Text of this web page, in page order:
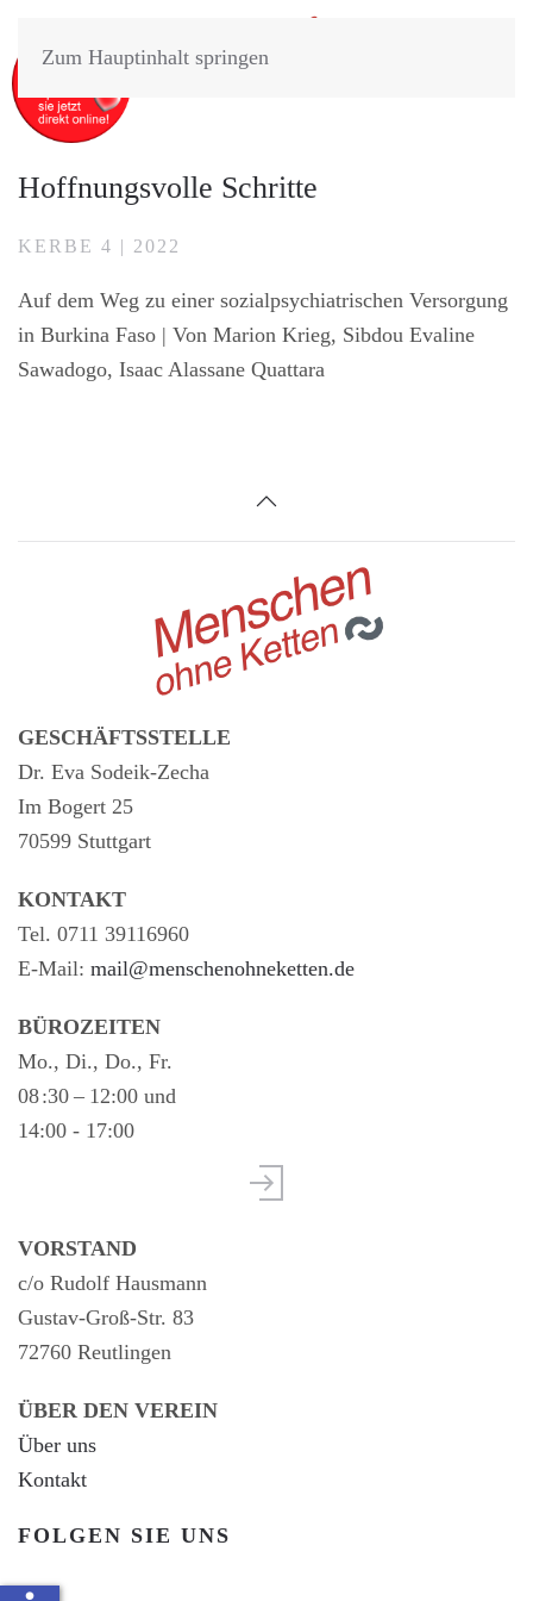
Zum Hauptinhalt springen
Hoffnungsvolle Schritte
KERBE 4 | 2022
Auf dem Weg zu einer sozialpsychiatrischen Versorgung
in Burkina Faso | Von Marion Krieg, Sibdou Evaline
Sawadogo, Isaac Alassane Quattara
GESCHÄFTSSTELLE
Dr. Eva Sodeik-Zecha
Im Bogert 25
70599 Stuttgart
KONTAKT
Tel. 0711 39116960
E-Mail: mail@menschenohneketten.de
BÜROZEITEN
Mo., Di., Do., Fr.
08 :30 – 12:00 und
14:00 - 17:00
VORSTAND
c/o Rudolf Hausmann
Gustav-Groß-Str. 83
72760 Reutlingen
ÜBER DEN VEREIN
Über uns
Kontakt
FOLGEN SIE UNS